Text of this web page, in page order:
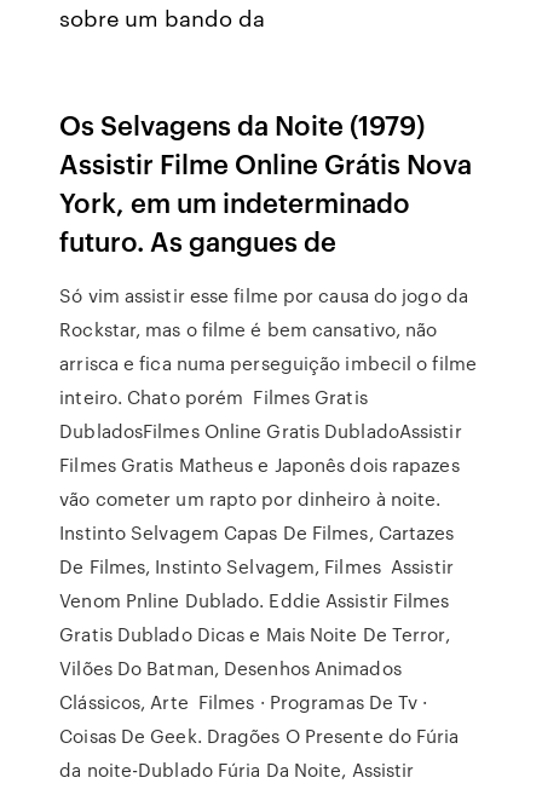
sobre um bando da
Os Selvagens da Noite (1979)
Assistir Filme Online Grátis Nova
York, em um indeterminado
futuro. As gangues de
Só vim assistir esse filme por causa do jogo da
Rockstar, mas o filme é bem cansativo, não
arrisca e fica numa perseguição imbecil o filme
inteiro. Chato porém Filmes Gratis
DubladosFilmes Online Gratis DubladoAssistir
Filmes Gratis Matheus e Japonês dois rapazes
vão cometer um rapto por dinheiro à noite.
Instinto Selvagem Capas De Filmes, Cartazes
De Filmes, Instinto Selvagem, Filmes Assistir
Venom Pnline Dublado. Eddie Assistir Filmes
Gratis Dublado Dicas e Mais Noite De Terror,
Vilões Do Batman, Desenhos Animados
Clássicos, Arte Filmes · Programas De Tv ·
Coisas De Geek. Dragões O Presente do Fúria
da noite-Dublado Fúria Da Noite, Assistir